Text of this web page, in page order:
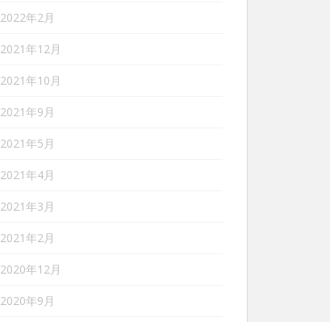
2022年2月
2021年12月
2021年10月
2021年9月
2021年5月
2021年4月
2021年3月
2021年2月
2020年12月
2020年9月